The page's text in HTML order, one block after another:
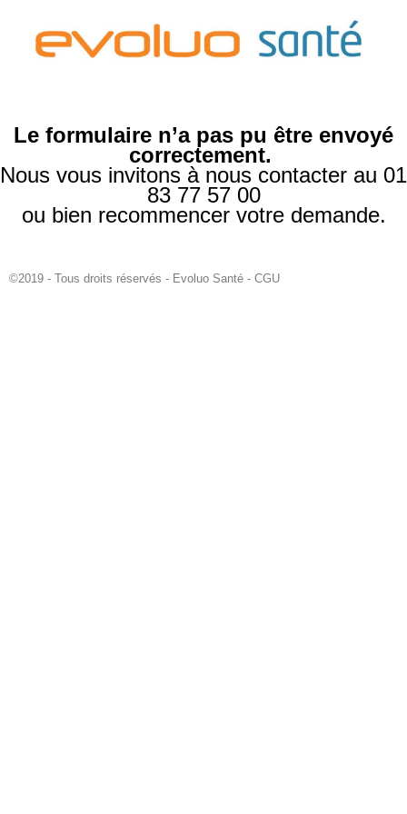
contenu
Le formulaire n’a pas pu être envoyé
correctement.
Nous vous invitons à nous contacter au 01
83 77 57 00
ou bien recommencer votre demande.
©2019 - Tous droits réservés - Evoluo Santé - CGU